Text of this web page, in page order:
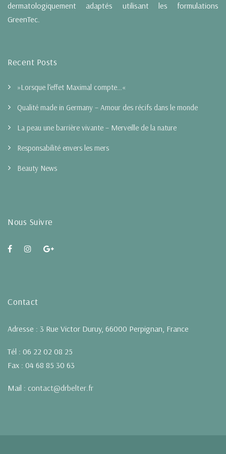
dermatologiquement adaptés utilisant les formulations
GreenTec.
Recent Posts
»Lorsque l‘effet Maximal compte…«
Qualité made in Germany – Amour des récifs dans le monde
La peau une barrière vivante – Merveille de la nature
Responsabilité envers les mers
Beauty News
Nous Suivre
Contact
Adresse : 3 Rue Victor Duruy, 66000 Perpignan, France
Tél : 06 22 02 08 25
Fax : 04 68 85 30 63
Mail : contact@drbelter.fr